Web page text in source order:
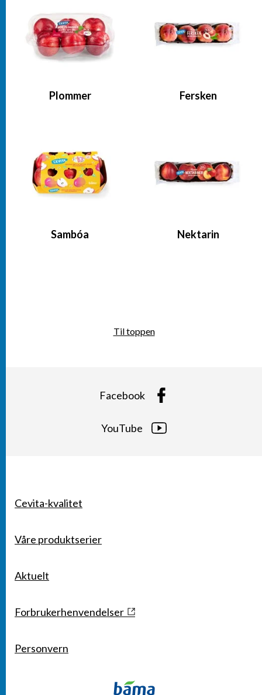
Plommer Fersken
Sambóa Nektarin
Til toppen
Facebook
YouTube
SNARVEIER
Cevita-kvalitet
Våre produktserier
Aktuelt
Forbrukerhenvendelser
Personvern